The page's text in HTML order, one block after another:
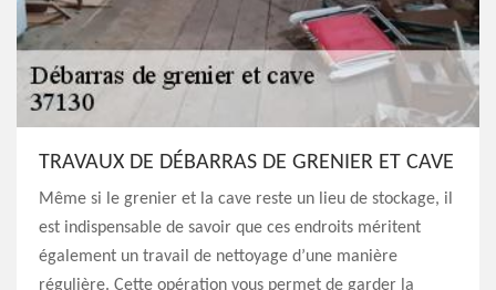
TRAVAUX DE DÉBARRAS DE GRENIER ET CAVE
Même si le grenier et la cave reste un lieu de stockage, il
est indispensable de savoir que ces endroits méritent
également un travail de nettoyage d’une manière
régulière. Cette opération vous permet de garder la